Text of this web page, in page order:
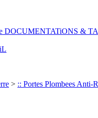
DOCUMENTATiONS &
> :: Portes Plombees Anti-